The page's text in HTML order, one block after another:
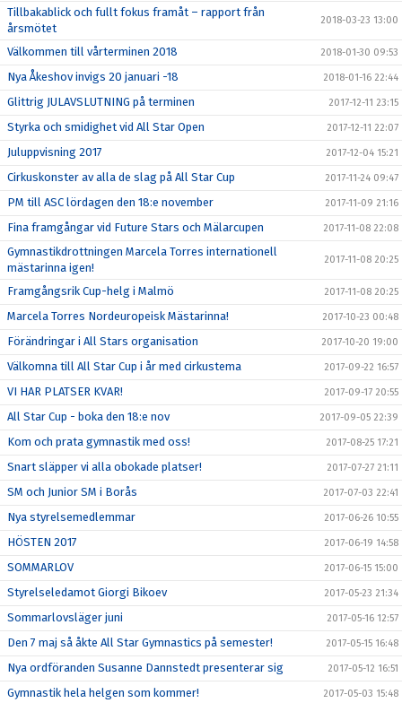
Tillbakablick och fullt fokus framåt – rapport från
årsmötet
2018-03-23 13:00
Välkommen till vårterminen 2018 2018-01-30 09:53
Nya Åkeshov invigs 20 januari -18 2018-01-16 22:44
Glittrig JULAVSLUTNING på terminen 2017-12-11 23:15
Styrka och smidighet vid All Star Open 2017-12-11 22:07
Juluppvisning 2017 2017-12-04 15:21
Cirkuskonster av alla de slag på All Star Cup 2017-11-24 09:47
PM till ASC lördagen den 18:e november 2017-11-09 21:16
Fina framgångar vid Future Stars och Mälarcupen 2017-11-08 22:08
Gymnastikdrottningen Marcela Torres internationell
mästarinna igen!
2017-11-08 20:25
Framgångsrik Cup-helg i Malmö 2017-11-08 20:25
Marcela Torres Nordeuropeisk Mästarinna! 2017-10-23 00:48
Förändringar i All Stars organisation 2017-10-20 19:00
Välkomna till All Star Cup i år med cirkustema 2017-09-22 16:57
VI HAR PLATSER KVAR! 2017-09-17 20:55
All Star Cup - boka den 18:e nov 2017-09-05 22:39
Kom och prata gymnastik med oss! 2017-08-25 17:21
Snart släpper vi alla obokade platser! 2017-07-27 21:11
SM och Junior SM i Borås 2017-07-03 22:41
Nya styrelsemedlemmar 2017-06-26 10:55
HÖSTEN 2017 2017-06-19 14:58
SOMMARLOV 2017-06-15 15:00
Styrelseledamot Giorgi Bikoev 2017-05-23 21:34
Sommarlovsläger juni 2017-05-16 12:57
Den 7 maj så åkte All Star Gymnastics på semester! 2017-05-15 16:48
Nya ordföranden Susanne Dannstedt presenterar sig 2017-05-12 16:51
Gymnastik hela helgen som kommer! 2017-05-03 15:48